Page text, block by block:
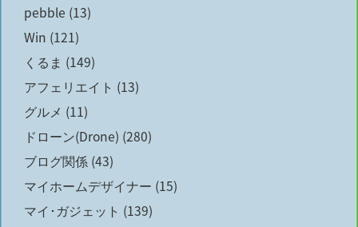
pebble (13)
Win (121)
くるま (149)
アフェリエイト (13)
グルメ (11)
ドローン(Drone) (280)
ブログ関係 (43)
マイホームデザイナー (15)
マイ･ガジェット (139)